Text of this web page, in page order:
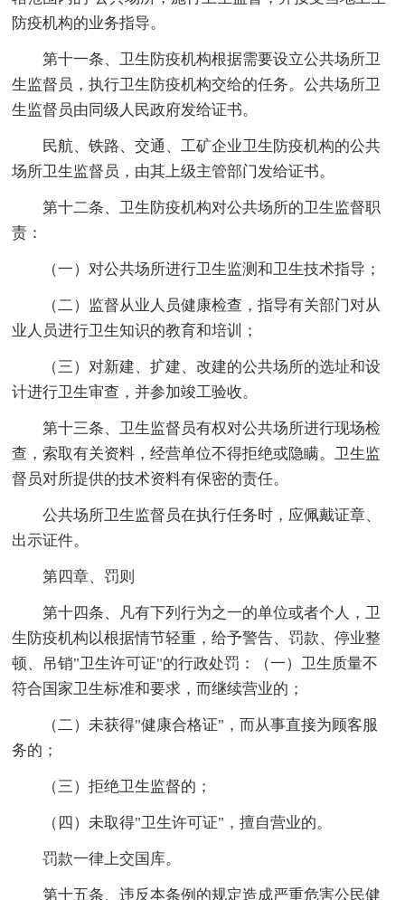
防疫机构的业务指导。
第十一条、卫生防疫机构根据需要设立公共场所卫
生监督员，执行卫生防疫机构交给的任务。公共场所卫
生监督员由同级人民政府发给证书。
民航、铁路、交通、工矿企业卫生防疫机构的公共
场所卫生监督员，由其上级主管部门发给证书。
第十二条、卫生防疫机构对公共场所的卫生监督职
责：
（一）对公共场所进行卫生监测和卫生技术指导；
（二）监督从业人员健康检查，指导有关部门对从
业人员进行卫生知识的教育和培训；
（三）对新建、扩建、改建的公共场所的选址和设
计进行卫生审查，并参加竣工验收。
第十三条、卫生监督员有权对公共场所进行现场检
查，索取有关资料，经营单位不得拒绝或隐瞒。卫生监
督员对所提供的技术资料有保密的责任。
公共场所卫生监督员在执行任务时，应佩戴证章、
出示证件。
第四章、罚则
第十四条、凡有下列行为之一的单位或者个人，卫
生防疫机构以根据情节轻重，给予警告、罚款、停业整
顿、吊销"卫生许可证"的行政处罚：（一）卫生质量不
符合国家卫生标准和要求，而继续营业的；
（二）未获得"健康合格证"，而从事直接为顾客服
务的；
（三）拒绝卫生监督的；
（四）未取得"卫生许可证"，擅自营业的。
罚款一律上交国库。
第十五条、违反本条例的规定造成严重危害公民健